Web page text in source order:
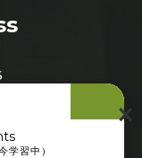
市鳥野目391-
×
習中）